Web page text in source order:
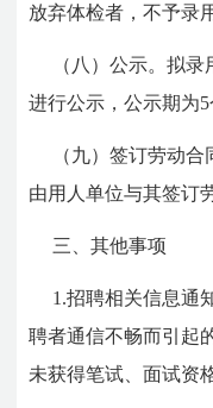
放弃体检者，不予录
（八）公示。拟
进行公示，公示期为5
（九）签订劳动
由用人单位与其签订
三、其他事项
1.招聘相关信息通
聘者通信不畅而引起
未获得笔试、面试资